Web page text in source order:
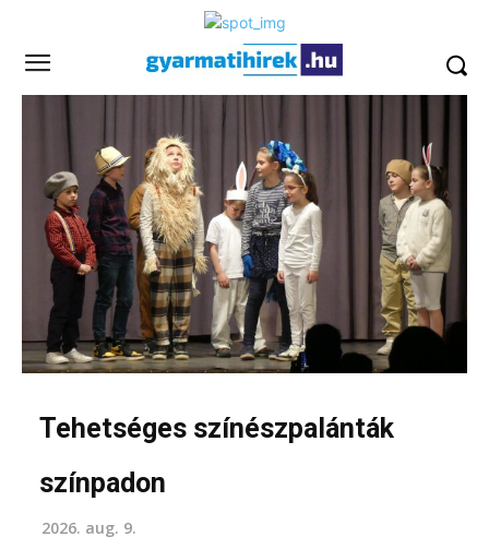
Tehetséges színészpalánták
színpadon
2026. aug. 9.